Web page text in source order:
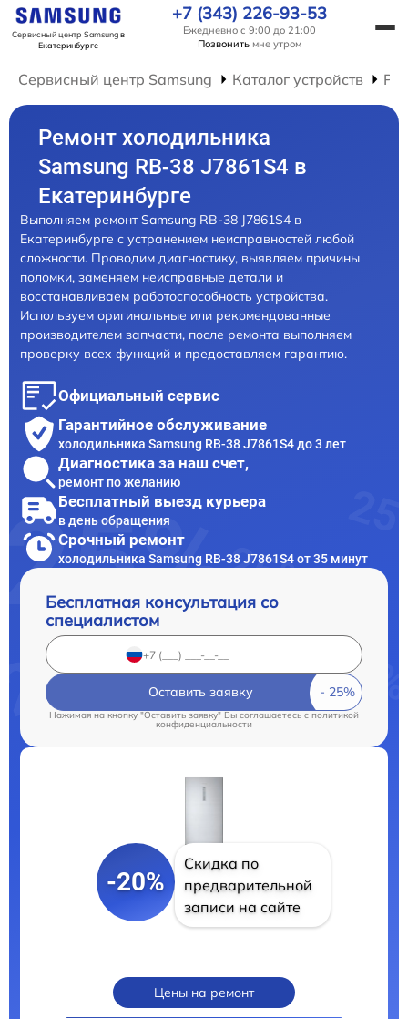
Сервисный центр Samsungв
Екатеринбурге
+7 (343) 226-93-53
Ежедневно с 9:00 до 21:00
Позвонить мне утром
Сервисный центр Samsung Каталог устройств
Ремонт холодильника
Samsung RB-38 J7861S4 в
Екатеринбурге
Выполняем ремонт Samsung RB-38 J7861S4 в
Екатеринбурге с устранением неисправностей любой
сложности. Проводим диагностику, выявляем причины
поломки, заменяем неисправные детали и
восстанавливаем работоспособность устройства.
Используем оригинальные или рекомендованные
производителем запчасти, после ремонта выполняем
проверку всех функций и предоставляем гарантию.
Официальный сервис
Гарантийное обслуживание
холодильника Samsung RB-38 J7861S4 до 3 лет
Диагностика за наш счет,
ремонт по желанию
Бесплатный выезд курьера
в день обращения
Срочный ремонт
холодильника Samsung RB-38 J7861S4 от 35 минут
Бесплатная консультация со
специалистом
Оставить заявку
Нажимая на кнопку "Оставить заявку" Вы соглашаетесь c политикой
конфиденциальности
-20%
Скидка по
предварительной
записи на сайте
Цены на ремонт